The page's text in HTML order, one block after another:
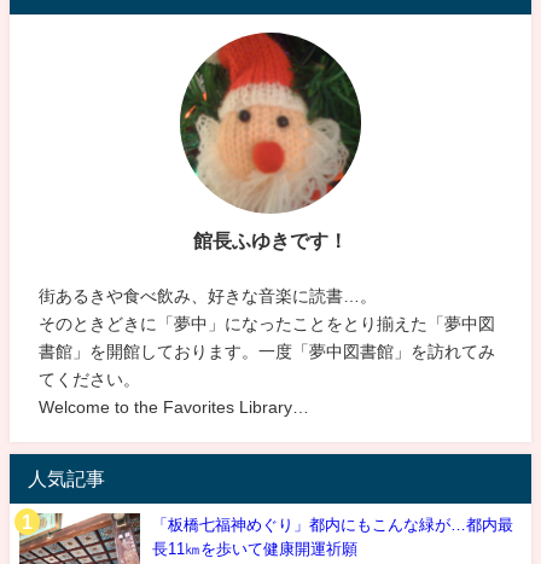
館長ふゆきです！
街あるきや食べ飲み、好きな音楽に読書…。
そのときどきに「夢中」になったことをとり揃えた「夢中図
書館」を開館しております。一度「夢中図書館」を訪れてみ
てください。
Welcome to the Favorites Library…
人気記事
「板橋七福神めぐり」都内にもこんな緑が…都内最
長11㎞を歩いて健康開運祈願